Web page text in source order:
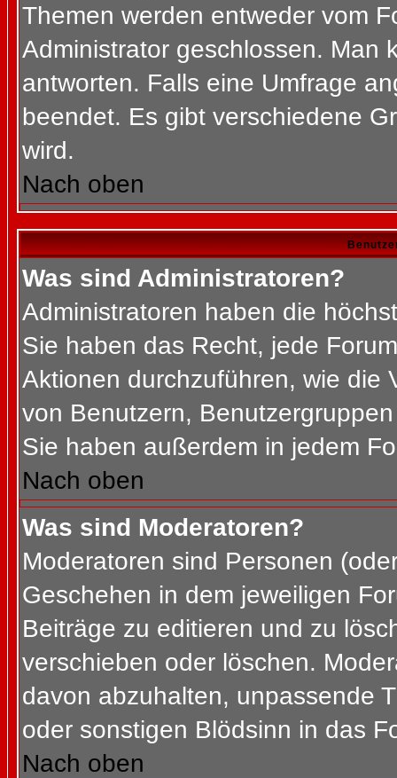
Themen werden entweder vom
Administrator geschlossen. Man
antworten. Falls eine Umfrage
beendet. Es gibt verschiedene
wird.
Nach oben
Was sind Administratoren?
Administratoren haben die
Sie haben das Recht, jede
Aktionen durchzuführen, wie die
von Benutzern,
Sie haben außerdem in jedem
Nach oben
Was sind Moderatoren?
Moderatoren sind Personen
Geschehen in dem jeweiligen
Beiträge zu editieren und zu
verschieben oder löschen.
davon abzuhalten, unpassende
oder sonstigen Blödsinn in das
Nach oben